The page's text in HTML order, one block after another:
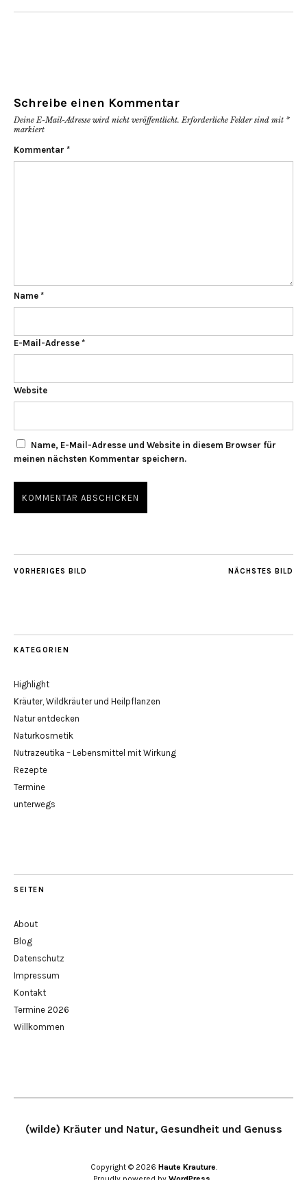
Schreibe einen Kommentar
Deine E-Mail-Adresse wird nicht veröffentlicht. Erforderliche Felder sind mit *
markiert
Kommentar *
Name *
E-Mail-Adresse *
Website
Name, E-Mail-Adresse und Website in diesem Browser für
meinen nächsten Kommentar speichern.
NÄCHSTES BILD
VORHERIGES BILD
KATEGORIEN
Highlight
Kräuter, Wildkräuter und Heilpflanzen
Natur entdecken
Naturkosmetik
Nutrazeutika – Lebensmittel mit Wirkung
Rezepte
Termine
unterwegs
SEITEN
About
Blog
Datenschutz
Impressum
Kontakt
Termine 2026
Willkommen
(wilde) Kräuter und Natur, Gesundheit und Genuss
Copyright © 2026 Haute Krauture